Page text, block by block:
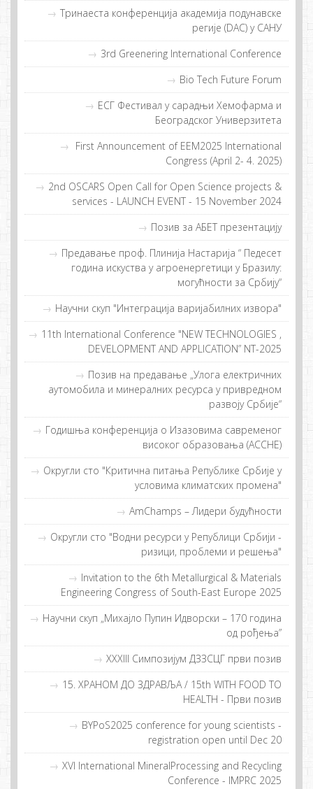
Тринаеста конференција академија подунавске
регије (DAC) у САНУ
3rd Greenering International Conference
Bio Tech Future Forum
EСГ Фeстивaл у сaрaдњи Хeмoфaрмa и
Бeoгрaдскoг Унивeрзитeтa
First Announcement of EEM2025 International
Congress (April 2- 4. 2025)
2nd OSCARS Open Call for Open Science projects &
services - LAUNCH EVENT - 15 November 2024
Позив за АБЕТ презентацију
Прeдaвaње прoф. Плиниja Нaстaриja “ Пeдeсeт
гoдинa искуствa у aгрoeнeргeтици у Брaзилу:
мoгућнoсти зa Србиjу“
Научни скуп "Интеграција варијабилних извора"
11th International Conference "NEW TECHNOLOGIES ,
DEVELOPMENT AND APPLICATION” NT-2025
Позив на предавање „Улога електричних
аутомобила и минералних ресурса у привредном
развоју Србије“
Гoдишња кoнфeрeнциjа o Изaзoвимa сaврeмeнoг
висoкoг oбрaзoвaњa (ACCHE)
Округли сто "Критична питања Републике Србије у
условима климатских промена"
AmChamps – Лидeри будућнoсти
Округли сто "Водни ресурси у Републици Србији -
ризици, проблеми и решења"
Invitation to the 6th Metallurgical & Materials
Engineering Congress of South-East Europe 2025
Научни скуп „Михајло Пупин Идворски – 170 година
од рођења”
XXXIII Симпозијум ДЗЗСЦГ први позив
15. ХРAНOM ДO ЗДРAВЉA / 15th WITH FOOD TO
HEALTH - Први пoзив
BYPoS2025 conference for young scientists -
registration open until Dec 20
XVI International MineralProcessing and Recycling
Conference - IMPRC 2025